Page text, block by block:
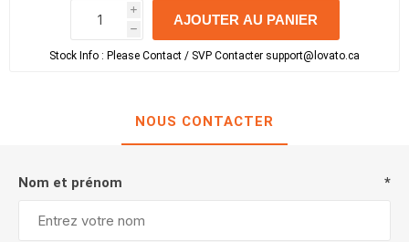
i
h
h
AJOUTER AU PANIER
Stock Info : Please Contact / SVP Contacter support@lovato.ca
NOUS CONTACTER
Nom et prénom *